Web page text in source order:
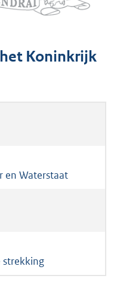
Koninkrijk
en Waterstaat
strekking